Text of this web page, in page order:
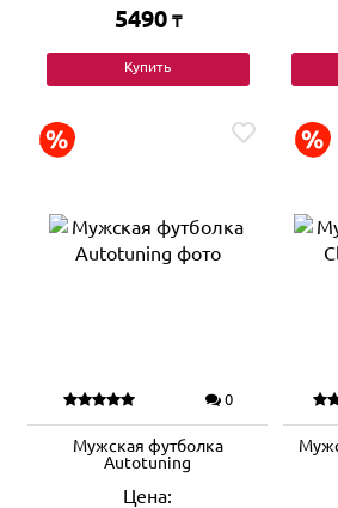
5490 ₸
Купить
0
Мужская футболка
Autotuning
Цена: